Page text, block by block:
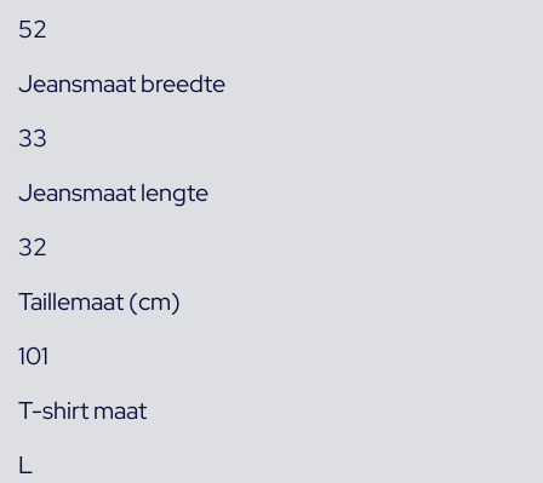
52
Jeansmaat breedte
33
Jeansmaat lengte
32
Taillemaat (cm)
101
T-shirt maat
L